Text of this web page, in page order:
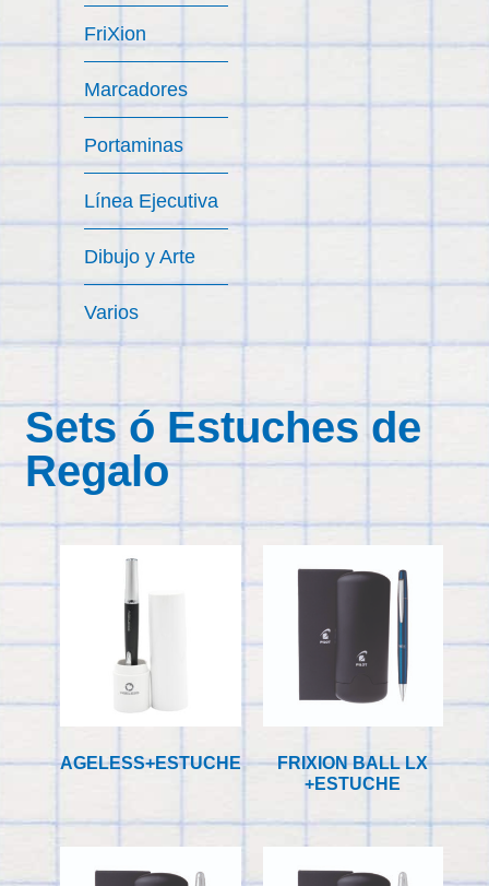
FriXion
Marcadores
Portaminas
Línea Ejecutiva
Dibujo y Arte
Varios
Sets ó Estuches de
Regalo
AGELESS+ESTUCHE
FRIXION BALL LX
+ESTUCHE